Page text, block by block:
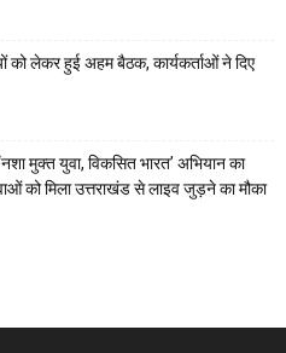
को लेकर हुई अहम बैठक, कार्यकर्ताओं ने दिए
मुक्त युवा, विकसित भारत’ अभियान का
को मिला उत्तराखंड से लाइव जुड़ने का मौका